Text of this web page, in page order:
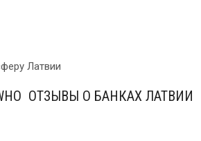
Латвии
ОТЗЫВЫ О БАНКАХ ЛАТВИИ